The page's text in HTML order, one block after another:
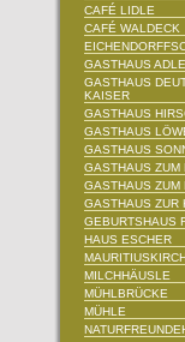
CAFÉ LIDLE
CAFÉ WALDECK
GASTHAUS
GASTHAUS
KAISER
GASTHAUS
GASTHAUS
GASTHAUS
GASTHAUS ZUM
GASTHAUS ZUM
GASTHAUS ZUR
GEBURTSHAUS
HAUS ESCHER
MILCHHÄUSLE
MÜHLBRÜCKE
MÜHLE